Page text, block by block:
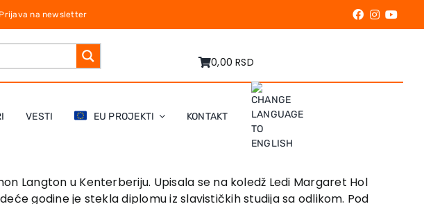
Prijava na newsletter
0,00 RSD
VESTI EU PROJEKTI KONTAKT
Langton u Kenterberiju. Upisala se na koledž Ledi Margaret Hol
godine je stekla diplomu iz slavističkih studija sa odlikom. Pod